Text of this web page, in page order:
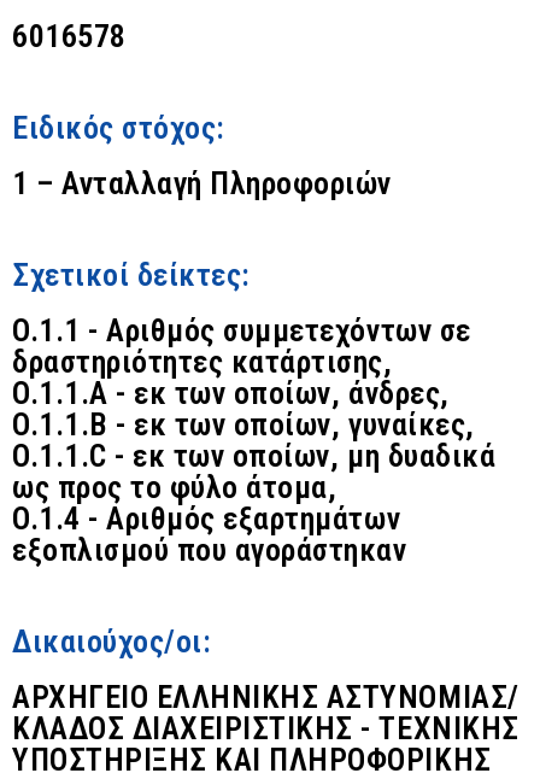
6016578
Ειδικός στόχος:
1 – Ανταλλαγή Πληροφοριών
Σχετικοί δείκτες:
O.1.1 - Αριθμός συμμετεχόντων σε
δραστηριότητες κατάρτισης,
O.1.1.A - εκ των οποίων, άνδρες,
O.1.1.B - εκ των οποίων, γυναίκες,
O.1.1.C - εκ των οποίων, μη δυαδικά
ως προς το φύλο άτομα,
O.1.4 - Αριθμός εξαρτημάτων
εξοπλισμού που αγοράστηκαν
Δικαιούχος/οι:
ΑΡΧΗΓΕΙΟ ΕΛΛΗΝΙΚΗΣ ΑΣΤΥΝΟΜΙΑΣ/
ΚΛΑΔΟΣ ΔΙΑΧΕΙΡΙΣΤΙΚΗΣ - ΤΕΧΝΙΚΗΣ
ΥΠΟΣΤΗΡΙΞΗΣ ΚΑΙ ΠΛΗΡΟΦΟΡΙΚΗΣ